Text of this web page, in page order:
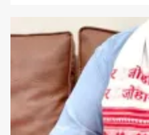
गुजरात
में
छत्तीसगढ़
पर्यटन
की
दमदार
दस्तक